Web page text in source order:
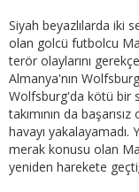
Siyah beyazlılarda iki
olan golcü futbolcu
terör olaylarını
Almanya'nın
Wolfsburg'da kötü bir
takımının da
havayı
merak konusu olan
yeniden harekete